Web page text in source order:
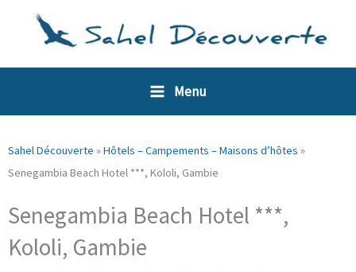
Menu
Sahel Découverte »Hôtels – Campements – Maisons d’hôtes »
Senegambia Beach Hotel ***, Kololi, Gambie
Senegambia Beach Hotel ***,
Kololi, Gambie
Panneau de gestion des cookies